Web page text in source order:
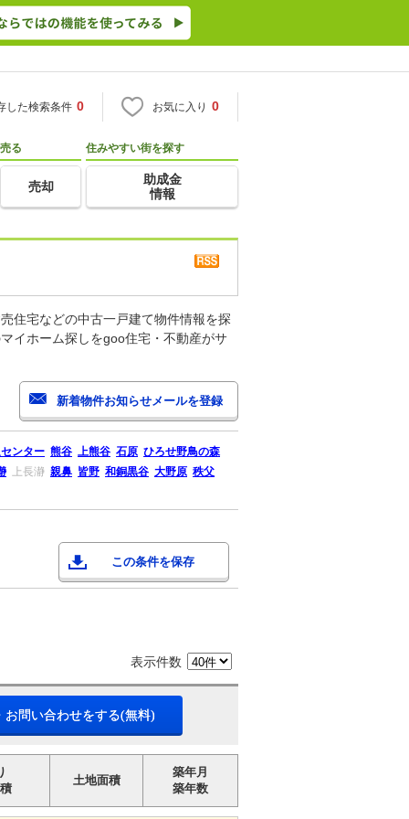
した検索条件 0 お気に入り 0
売る
売却
住みやすい街を探す
助成金
情報
住宅などの中古一戸建て物件情報を探
イホーム探しをgoo住宅・不動産がサ
ンター 熊谷 上熊谷 石原 ひろせ野鳥の森
上長瀞 親鼻 皆野 和銅黒谷 大野原 秩父
この条件を保存
表示件数
お問い合わせをする(無料)
土地面積
築年月
築年数